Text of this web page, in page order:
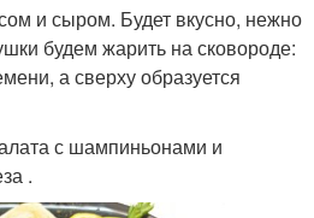
и сыром. Будет вкусно, нежно
будем жарить на сковороде:
а сверху образуется
с шампиньонами и
.